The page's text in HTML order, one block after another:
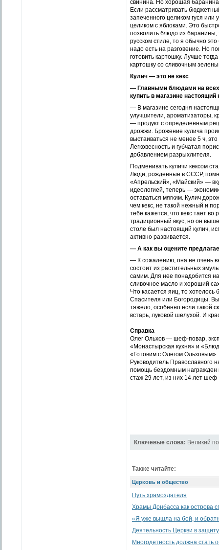
свинина. Но хорошая баранина
Если рассматривать
запеченного целиком гуся или
целиком с яблоками. Это
позволить блюдо из баранины,
русском стиле, то я обычно
надо есть на разговение. Но
готовить картошку. Лучше
картошку со сливочным
Кулич — это не кекс
— Главными блюдами на всех
купить в магазине насто­ящий
— В магазине сегодня
улучшители, ароматизаторы,
— продукт с определенным
дрожжи. Брожение кулича
выстаиваться не менее 5 ч,
Легковесность и губчатая
добавлением разрыхлителя.
Подменивать куличи кексом
Люди, рожденные в СССР,
«Апрельский», «Майский» —
идеологией, теперь —
оставаться мягким. Кулич
чем кекс, не такой нежный и
тебе кажется, что кекс тает во
традиционный вкус, но он
столе был настоящий кулич,
активно развивается.
— А как вы оцените
— К сожалению, она не очень
состоит из растительных
самим. Для нее понадобится
сливочное масло и хороший
Что касается яиц, то
Спасителя или Богородицы.
тяжело, особенно если такой
встарь, луковой шелухой. И
Cправка
Олег Ольхов — шеф-повар,
«Монастырская кухня» и
«Готовим с Олегом Ольховым».
Руководитель Православного
помощь бездомным награжден
стаж 29 лет, из них 14 лет
Ключевые слова: Великий
Также читайте:
Церковь и общество
Путь храмоздателя
Храмы Донбасса как острова
«Я уже вышла на бой, и
Деятельность Церкви в
Многодетность должна стать